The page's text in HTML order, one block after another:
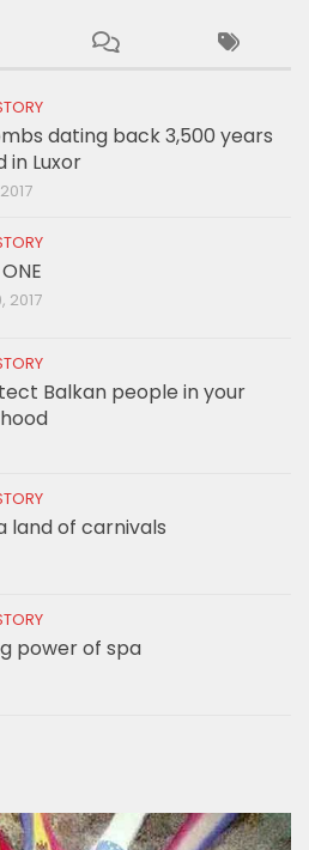
dating back 3,500 years
in Luxor
2017
Balkan people in your
land of carnivals
power of spa